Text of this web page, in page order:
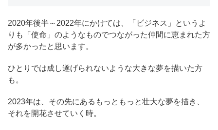
2020年後半～2022年にかけては、「ビジネス」というよ
りも「使命」のようなものでつながった仲間に恵まれた方
が多かったと思います。
ひとりでは成し遂げられないような大きな夢を描いた方
も。
2023年は、その先にあるもっともっと壮大な夢を描き、
それを開花させていく時。